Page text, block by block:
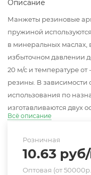
Описание
Манжеты резиновые
пружиной
в минеральных маслах,
избыточном давлении
20 м/с и температуре от
резины. В зависимости
использования по
изготавливаются двух
Всё описание
Розничная
10.63 руб
Оптовая (от